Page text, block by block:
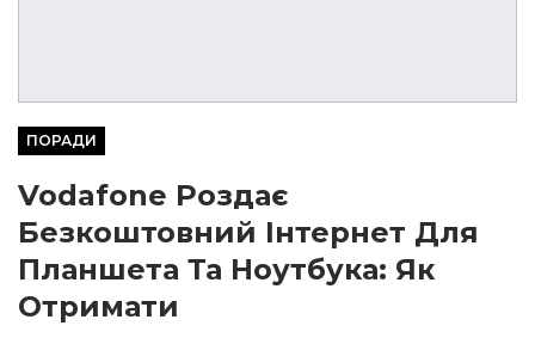
ПОРАДИ
Vodafone Роздає
Безкоштовний Інтернет Для
Планшета Та Ноутбука: Як
Отримати